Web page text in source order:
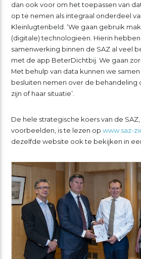
dan ook voor om het toepassen van
op te nemen als integraal onderdeel
Kleinlugtenbeld. ‘We gaan gebruik
(digitale) technologieën. Hierin
samenwerking binnen de SAZ al veel
met de app BeterDichtbij. We gaan
Met behulp van data kunnen we
besluiten nemen over de behandeling
zijn of haar situatie’.
De hele strategische koers van de
voorbeelden, is te lezen op www.saz-
dezelfde website ook te bekijken in